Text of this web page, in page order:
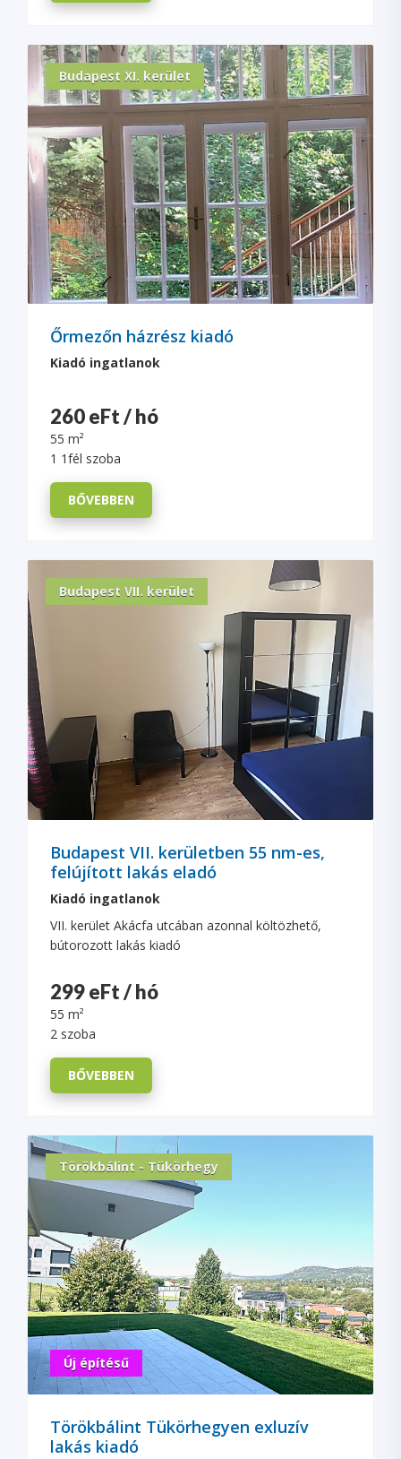
Budapest XI. kerület
Őrmezőn házrész kiadó
Kiadó ingatlanok
260 eFt / hó
55 m²
1 1fél szoba
BŐVEBBEN
Budapest VII. kerület
Budapest VII. kerületben 55 nm-es,
felújított lakás eladó
Kiadó ingatlanok
VII. kerület Akácfa utcában azonnal költözhető,
bútorozott lakás kiadó
299 eFt / hó
55 m²
2 szoba
BŐVEBBEN
Törökbálint - Tükörhegy
Új építésű
Törökbálint Tükörhegyen exluzív
lakás kiadó